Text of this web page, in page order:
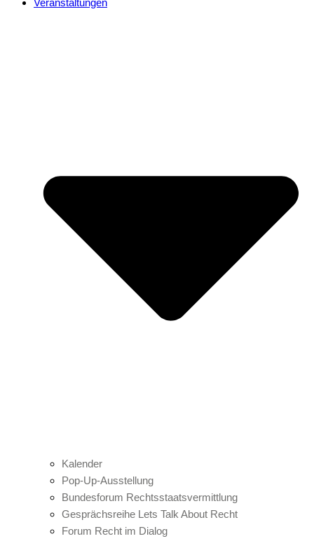
Veranstaltungen
Kalender
Pop-Up-Ausstellung
Bundesforum Rechtsstaatsvermittlung
Gesprächsreihe Lets Talk About Recht
Forum Recht im Dialog